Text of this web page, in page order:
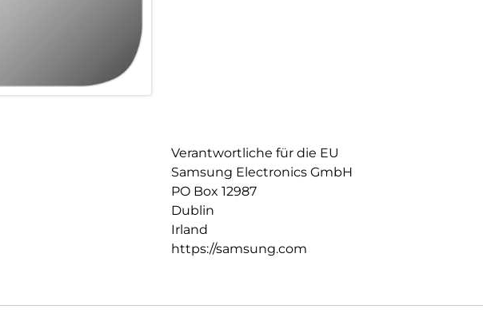
Verantwortliche für die EU
Samsung Electronics GmbH
PO Box 12987
Dublin
Irland
https://samsung.com